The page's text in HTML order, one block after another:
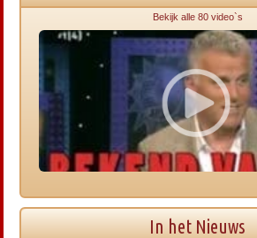
Bekijk alle 80 video`s
In het Nieuws